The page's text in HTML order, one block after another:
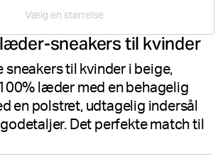
Vælg en størrelse
sneakers til kvinder
sneakers til kvinder i beige,
læder med en behagelig
en polstret, udtagelig indersål
Det perfekte match til